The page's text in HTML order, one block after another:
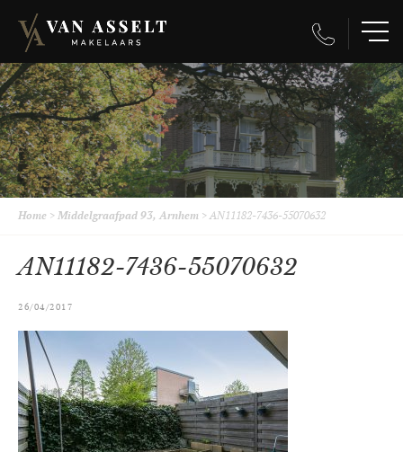
Home > Middelgraafpad 93, Arnhem >AN11182-7436-55070632
AN11182-7436-55070632
26/04/2017